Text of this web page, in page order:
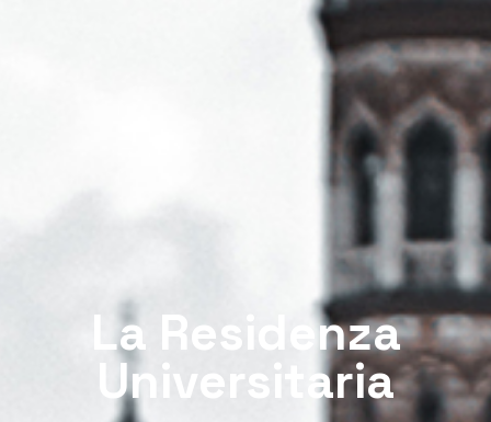
La Residenza
Universitaria